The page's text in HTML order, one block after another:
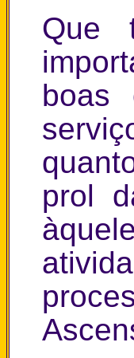
Que
boas
prol